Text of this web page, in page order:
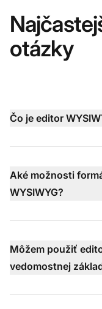
otázky
Čo je editor
Aké možnosti
WYSIWYG?
Môžem použiť
vedomostnej